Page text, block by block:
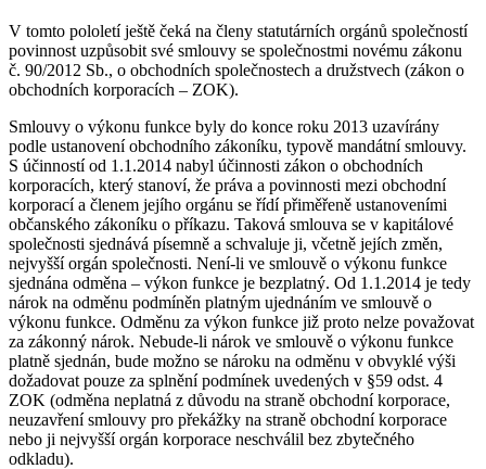
V tomto pololetí ještě čeká na členy statutárních orgánů společností
povinnost uzpůsobit své smlouvy se společnostmi novému zákonu
č. 90/2012 Sb., o obchodních společnostech a družstvech (zákon o
obchodních korporacích – ZOK).
Smlouvy o výkonu funkce byly do konce roku 2013 uzavírány
podle ustanovení obchodního zákoníku, typově mandátní smlouvy.
S účinností od 1.1.2014 nabyl účinnosti zákon o obchodních
korporacích, který stanoví, že práva a povinnosti mezi obchodní
korporací a členem jejího orgánu se řídí přiměřeně ustanoveními
občanského zákoníku o příkazu. Taková smlouva se v kapitálové
společnosti sjednává písemně a schvaluje ji, včetně jejích změn,
nejvyšší orgán společnosti. Není-li ve smlouvě o výkonu funkce
sjednána odměna – výkon funkce je bezplatný. Od 1.1.2014 je tedy
nárok na odměnu podmíněn platným ujednáním ve smlouvě o
výkonu funkce. Odměnu za výkon funkce již proto nelze považovat
za zákonný nárok. Nebude-li nárok ve smlouvě o výkonu funkce
platně sjednán, bude možno se nároku na odměnu v obvyklé výši
dožadovat pouze za splnění podmínek uvedených v §59 odst. 4
ZOK (odměna neplatná z důvodu na straně obchodní korporace,
neuzavření smlouvy pro překážky na straně obchodní korporace
nebo ji nejvyšší orgán korporace neschválil bez zbytečného
odkladu).